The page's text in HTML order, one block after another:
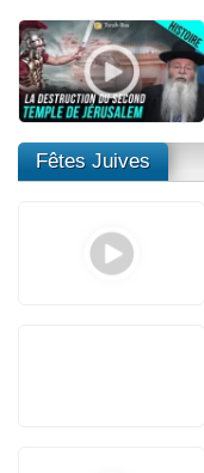
Fêtes Juives